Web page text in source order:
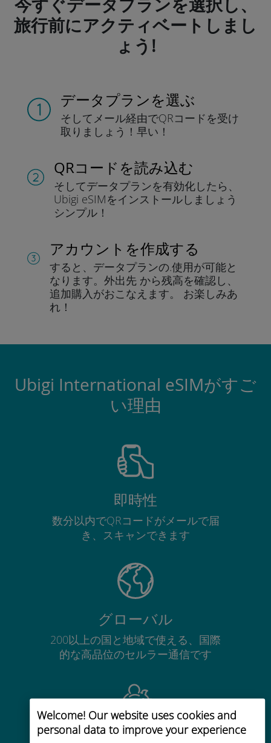
Welcome! Our website uses cookies and
personal data to improve your experience
今すぐデータプランを選択し、
旅行前にアクティベートしまし
ょう!
データプランを選ぶ
そしてメール経由でQRコードを受け
取りましょう！早い！
QRコードを読み込む
そしてデータプランを有効化したら、
Ubigi eSIMをインストールしま しょう
シンプル！
アカウントを作成する
すると、データプランの.使用が可能と
なります。 外出先 から残高を確認し、
追加購入がおこなえます。
お楽しみあ
れ！
Ubigi International eSIMがすご
い理由
即時性
数分以内でQRコードがメールで届
き、スキャンできます
グローバル
200以上の国と地域で使える、国際
的な高品位のセルラー通信です
コストパフォーマンス